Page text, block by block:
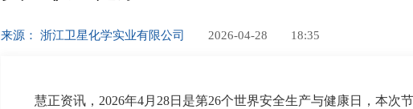
来源： 浙江卫星化学实业有限公司 2026-04-28 18:35
慧正资讯，2026年4月28日是第26个世界安全生产与健康日，本次